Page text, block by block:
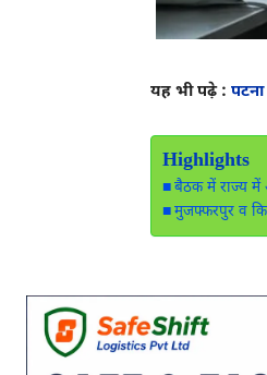
यह भी पढ़े :
Highlights
बैठक में राज्य में
मुजफ्फरपुर व